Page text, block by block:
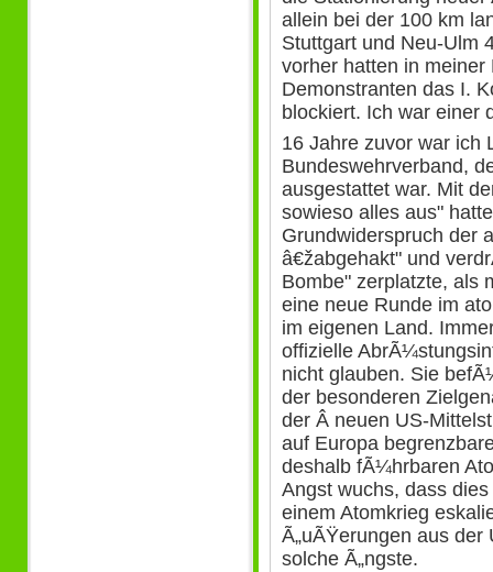
allein bei der 100 km
Stuttgart und Neu-Ulm
vorher hatten in
Demonstranten das I.
blockiert. Ich war einer
16 Jahre zuvor war ich
Bundeswehrverband,
ausgestattet war. Mit
sowieso alles aus"
Grundwiderspruch der
â€žabgehakt" und
Bombe" zerplatzte, als
eine neue Runde im
im eigenen Land.
offizielle
nicht glauben. Sie
der besonderen
der Â neuen US-
auf Europa
deshalb fÃ¼hrbaren
Angst wuchs, dass
einem Atomkrieg
Ã„uÃŸerungen aus
solche Ã„ngste.